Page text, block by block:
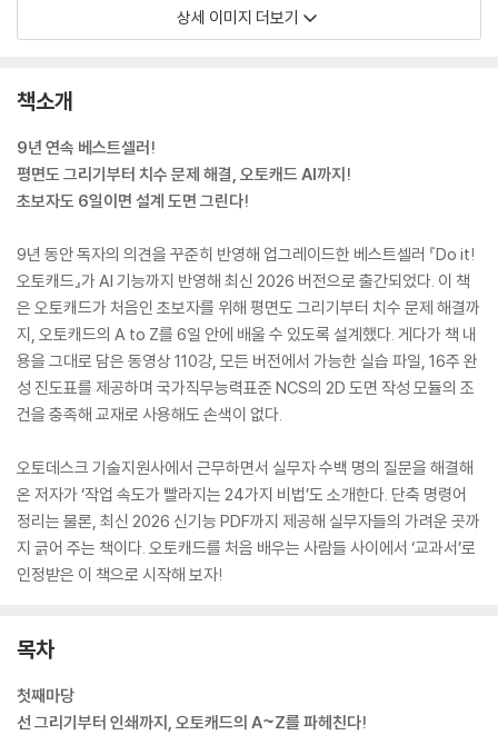
상세 이미지 더보기
책소개
9년 연속 베스트셀러!
평면도 그리기부터 치수 문제 해결, 오토캐드 AI까지!
초보자도 6일이면 설계 도면 그린다!
9년 동안 독자의 의견을 꾸준히 반영해 업그레이드한 베스트셀러 『Do it!
오토캐드』가 AI 기능까지 반영해 최신 2026 버전으로 출간되었다. 이 책
은 오토캐드가 처음인 초보자를 위해 평면도 그리기부터 치수 문제 해결까
지, 오토캐드의 A to Z를 6일 안에 배울 수 있도록 설계했다. 게다가 책 내
용을 그대로 담은 동영상 110강, 모든 버전에서 가능한 실습 파일, 16주 완
성 진도표를 제공하며 국가직무능력표준 NCS의 2D 도면 작성 모듈의 조
건을 충족해 교재로 사용해도 손색이 없다.
오토데스크 기술지원사에서 근무하면서 실무자 수백 명의 질문을 해결해
온 저자가 ‘작업 속도가 빨라지는 24가지 비법’도 소개한다. 단축 명령어
정리는 물론, 최신 2026 신기능 PDF까지 제공해 실무자들의 가려운 곳까
지 긁어 주는 책이다. 오토캐드를 처음 배우는 사람들 사이에서 ‘교과서’로
인정받은 이 책으로 시작해 보자!
목차
첫째마당
선 그리기부터 인쇄까지, 오토캐드의 A~Z를 파헤친다!